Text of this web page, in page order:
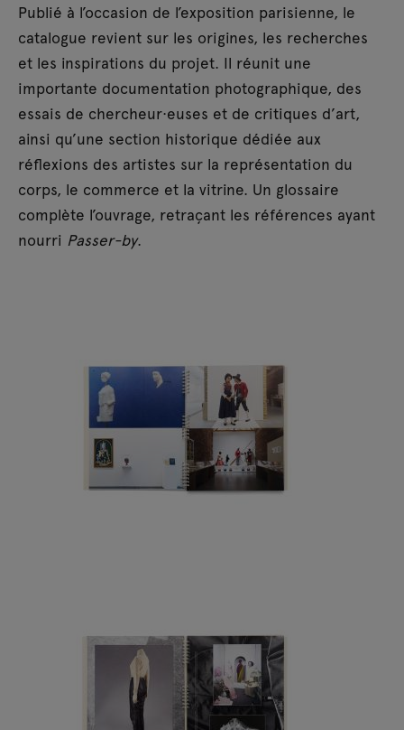
Publié à l’occasion de l’exposition parisienne, le
catalogue revient sur les origines, les recherches
et les inspirations du projet. Il réunit une
importante documentation photographique, des
essais de chercheur·euses et de critiques d’art,
ainsi qu’une section historique dédiée aux
réflexions des artistes sur la représentation du
corps, le commerce et la vitrine. Un glossaire
complète l’ouvrage, retraçant les références ayant
nourri Passer-by.